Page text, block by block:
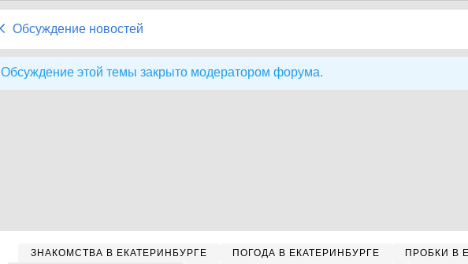
Обсуждение новостей
Обсуждение этой темы закрыто модератором форума.
ЗНАКОМСТВА В ЕКАТЕРИНБУРГЕ ПОГОДА В ЕКАТЕРИНБУРГЕ
ПРОБКИ В